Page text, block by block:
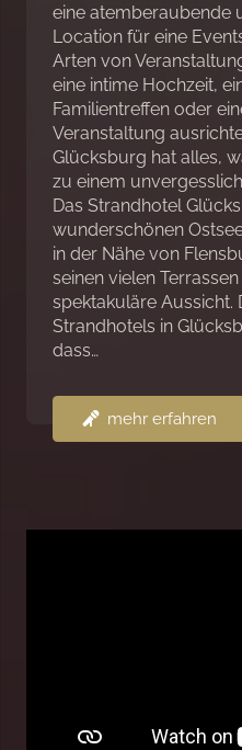
eine atemberaubende
Location für eine
Arten von
eine intime Hochzeit,
Familientreffen oder
Veranstaltung
Glücksburg hat alles,
zu einem
Das Strandhotel
wunderschönen
in der Nähe von
seinen vielen
spektakuläre Aussicht.
Strandhotels in
dass…
mehr erfahren